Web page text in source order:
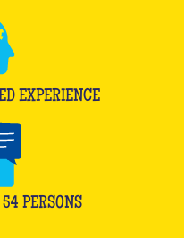
EXPERIENCE
54 PERSONS